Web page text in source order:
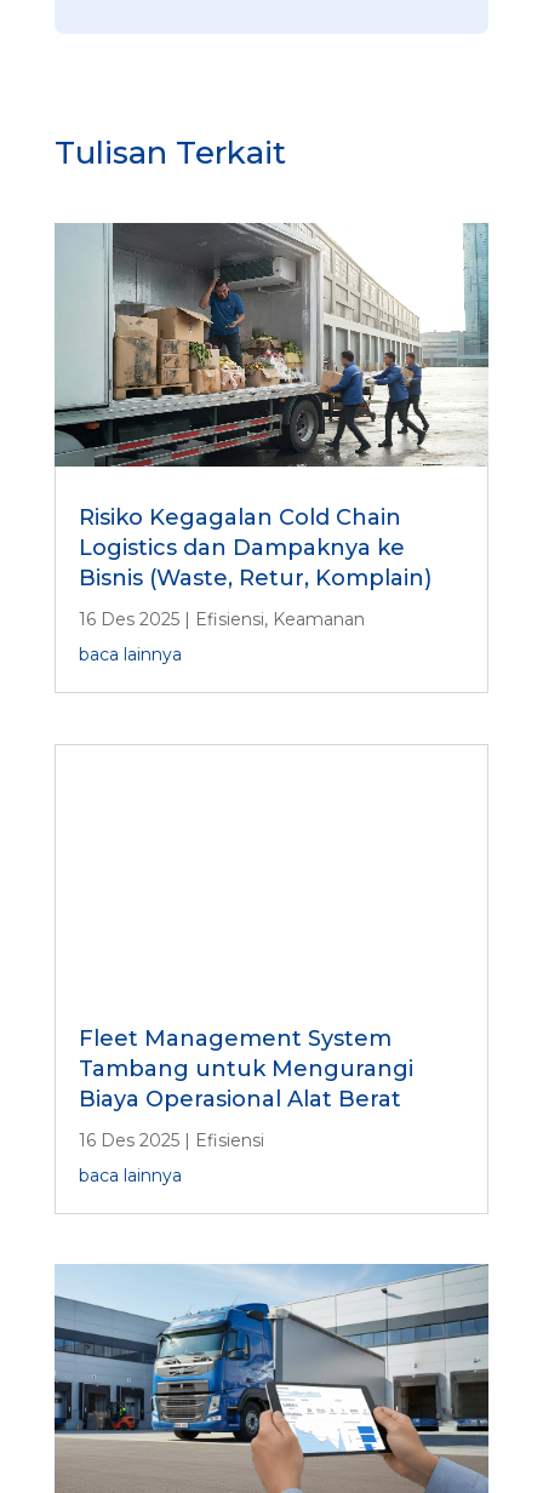
U
Tulisan Terkait
Risiko Kegagalan Cold Chain
Logistics dan Dampaknya ke
Bisnis (Waste, Retur, Komplain)
16 Des 2025| Efisiensi, Keamanan
baca lainnya
Fleet Management System
Tambang untuk Mengurangi
Biaya Operasional Alat Berat
16 Des 2025| Efisiensi
baca lainnya